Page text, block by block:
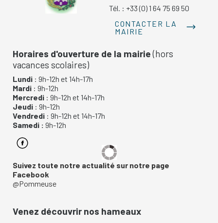
Tél. : +33 (0) 1 64 75 69 50
CONTACTER LA
MAIRIE
Horaires d'ouverture de la mairie(hors
vacances scolaires)
Lundi : 9h-12h et 14h-17h
Mardi : 9h-12h
Mercredi : 9h-12h et 14h-17h
Jeudi : 9h-12h
Vendredi : 9h-12h et 14h-17h
Samedi : 9h-12h
Suivez toute notre actualité sur notre page
Facebook
@Pommeuse
Venez découvrir nos hameaux